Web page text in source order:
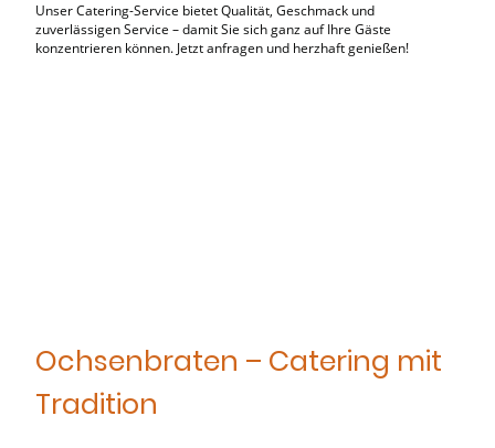
Unser Catering-Service bietet Qualität, Geschmack und
zuverlässigen Service – damit Sie sich ganz auf Ihre Gäste
konzentrieren können. Jetzt anfragen und herzhaft genießen!
Ochsenbraten – Catering mit
Tradition